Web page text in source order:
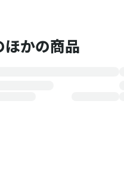
ほかの商品